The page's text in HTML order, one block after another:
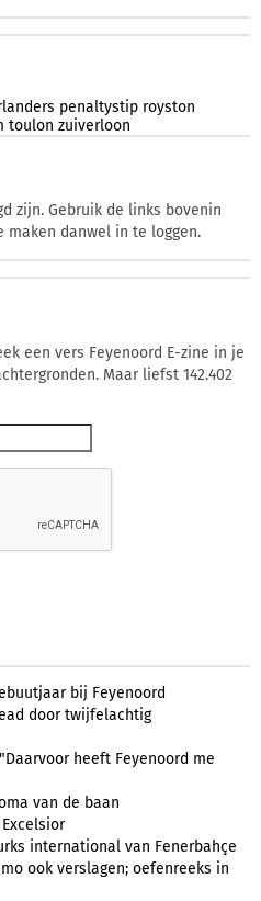
penaltystip royston
toulon zuiverloon
zijn. Gebruik de links bovenin
maken danwel in te loggen.
een vers Feyenoord E-zine in je
Maar liefst 142.402
bij Feyenoord
door twijfelachtig
heeft Feyenoord me
van de baan
international van Fenerbahçe
ook verslagen; oefenreeks in